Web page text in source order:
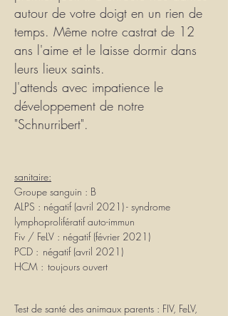
autour de votre doigt en un rien de
temps. Même notre castrat de 12
ans l'aime et le laisse dormir dans
leurs lieux saints.
J'attends avec impatience le
développement de notre
"Schnurribert".
sanitaire:
Groupe sanguin : B
ALPS : négatif (avril 2021) - syndrome
lymphoprolifératif auto-immun
Fiv / FeLV : négatif (février 2021)
PCD : négatif (avril 2021)
HCM : toujours ouvert
Test de santé des animaux parents : FIV, FeLV,